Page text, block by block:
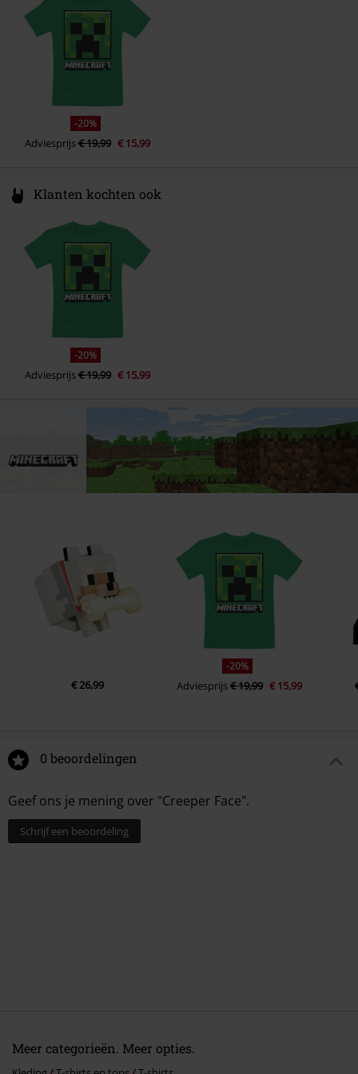
info@heroesinc.eu
-20%
Adviesprijs€ 19,99 € 15,99
Klanten kochten ook
-20%
Adviesprijs€ 19,99 € 15,99
€ 26,99
-20%
Adviesprijs€ 19,99 € 15,99
0 beoordelingen
Geef ons je mening over "Creeper Face".
Schrijf een beoordeling
Meer categorieën. Meer opties.